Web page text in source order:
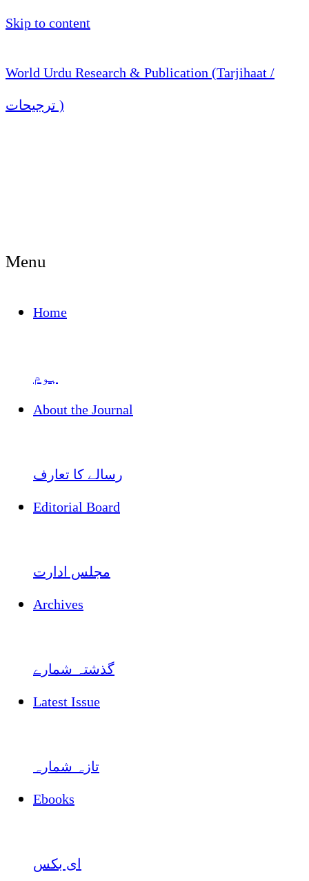
Skip to content
World Urdu Research & Publication (Tarjihaat /
ترجیحات )
Menu
Home
ہوم
About the Journal
رسالے کا تعارف
Editorial Board
مجلس ادارت
Archives
گذشتہ شمارے
Latest Issue
تازہ شمارہ
Ebooks
ای بکس